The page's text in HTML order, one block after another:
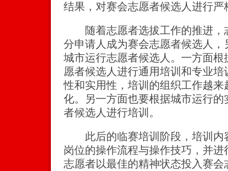
结果，对赛会志愿者候选人进行
随着志愿者选拔工作的推进，
分申请人成为赛会志愿者候选人
城市运行志愿者候选人。一方面
愿者候选人进行通用培训和专业
性和实用性，培训的组织工作越
化。另一方面也要根据城市运行
者候选人进行培训。
此后的临赛培训阶段，培训内
岗位的操作流程与操作技巧，并
志愿者以最佳的精神状态投入赛